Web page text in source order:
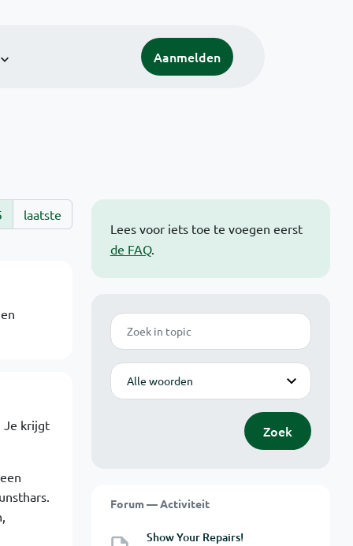
Aanmelden
Lees voor iets toe te voegen eerst
de FAQ.
Zoek
Modus
Zoek
Forum — Activiteit
Show Your Repairs!
laatste
Je krijgt